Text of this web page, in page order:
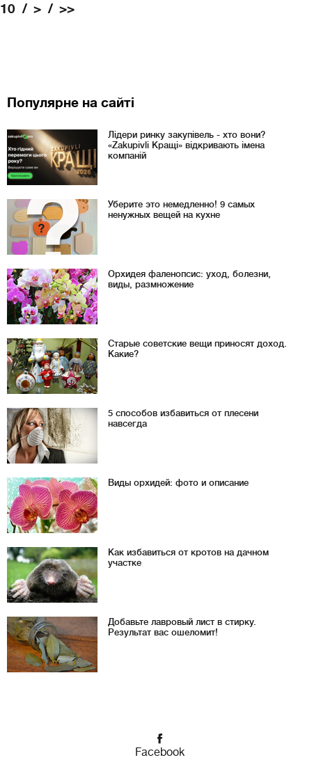
10
> >>
Популярне на сайті
Лідери ринку закупівель - хто вони?
«Zakupivli Кращі» відкривають імена
компаній
Уберите это немедленно! 9 самых
ненужных вещей на кухне
Орхидея фаленопсис: уход, болезни,
виды, размножение
Старые советские вещи приносят доход.
Какие?
5 способов избавиться от плесени
навсегда
Виды орхидей: фото и описание
Как избавиться от кротов на дачном
участке
Добавьте лавровый лист в стирку.
Результат вас ошеломит!
Facebook